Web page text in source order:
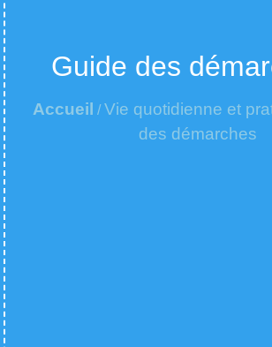
Guide des
Accueil /Vie quotidienne et
des démarches